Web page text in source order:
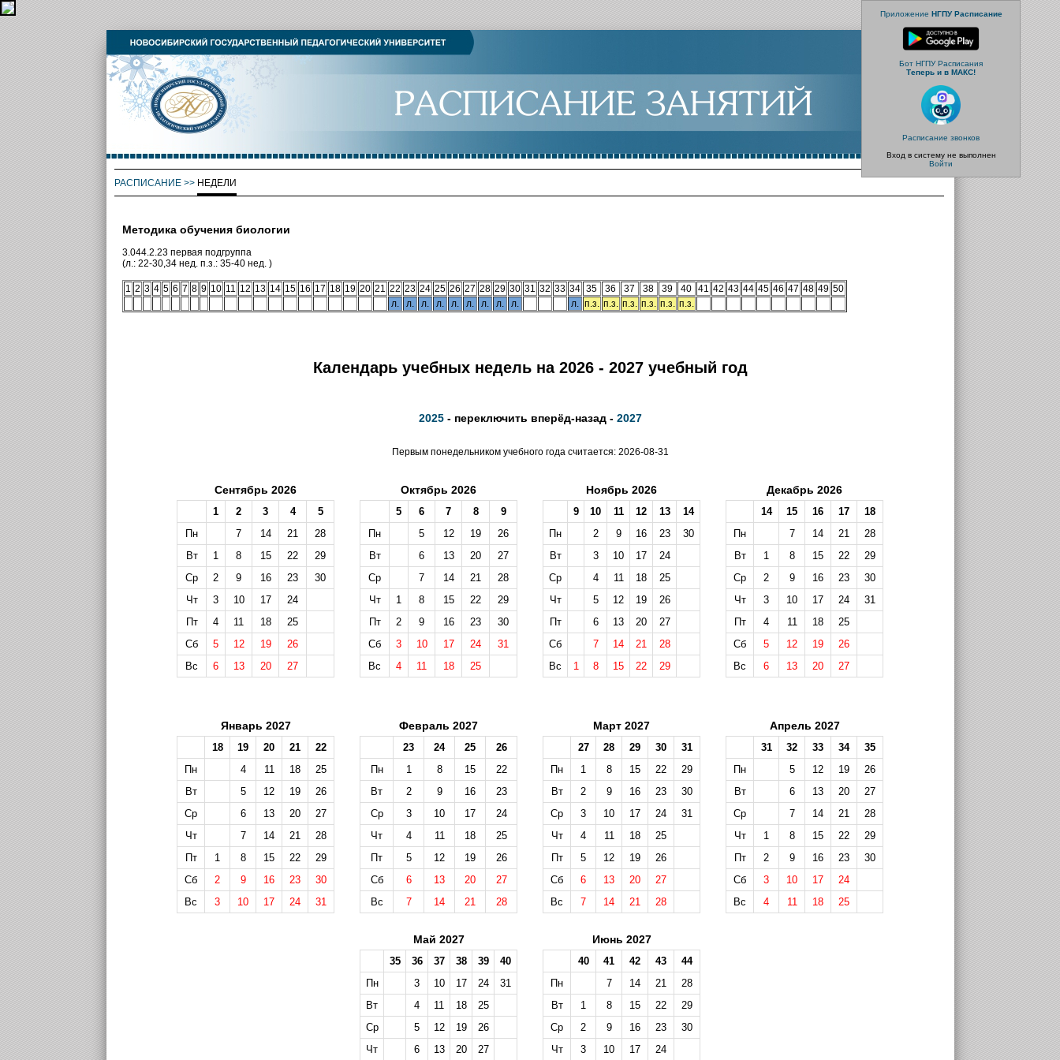
Приложение НГПУ Расписание
Бот НГПУ Расписания
Теперь и в МАКС!
Расписание звонков
Вход в систему не выполнен
Войти
РАСПИСАНИЕ>> НЕДЕЛИ
Методика обучения биологии
3.044.2.23 первая подгруппа
(л.: 22-30,34 нед. п.з.: 35-40 нед. )
1 2 3 4 5 6 7 8 9 10 11 12 13 14 15 16 17 18 19 20 21 22 23 24 25 26 27 28 29 30 31 32 33 34 35 36 37 38 39 40 41 42 43 44 45 46 47 48 49 50
л.
л. л. л. л. л. л. л. л. л. п.з. п.з. п.з. п.з. п.з. п.з.
Календарь учебных недель на 2026 - 2027 учебный год
2025- переключить вперёд-назад - 2027
Первым понедельником учебного года считается: 2026-08-31
Сентябрь 2026
1 2 3 4
5
Пн
7 14 21
28
Вт
1 8 15 22
29
Ср
2 9 16 23
30
Чт
3 10 17
24
Пт
4 11 18
25
Сб
5 12 19
26
Вс
6 13 20 27
Октябрь 2026
5 6 7 8
9
Пн
5 12 19
26
Вт
6 13 20
27
Ср
7 14 21
28
Чт
1 8 15 22
29
Пт
2 9 16 23
30
Сб
3 10 17 24
31
Вс
4 11 18 25
Ноябрь 2026
9 10 11 12 13
14
Пн
2 9 16 23
30
Вт
3 10 17
24
Ср
4 11 18
25
Чт
5 12 19
26
Пт
6 13 20
27
Сб
7 14 21
28
Вс
1 8 15 22 29
Декабрь 2026
14 15 16 17
18
Пн
7 14 21
28
Вт
1 8 15 22
29
Ср
2 9 16 23
30
Чт
3 10 17 24
31
Пт
4 11 18
25
Сб
5 12 19
26
Вс
6 13 20 27
Январь 2027
18 19 20 21
22
Пн
4 11 18
25
Вт
5 12 19
26
Ср
6 13 20
27
Чт
7 14 21
28
Пт
1 8 15 22
29
Сб
2 9 16 23
30
Вс
3 10 17 24 31
Февраль 2027
23 24 25
26
Пн
1 8 15
22
Вт
2 9 16
23
Ср
3 10 17
24
Чт
4 11 18
25
Пт
5 12 19
26
Сб
6 13 20
27
Вс
7 14 21 28
Март 2027
27 28 29 30
31
Пн
1 8 15 22
29
Вт
2 9 16 23
30
Ср
3 10 17 24
31
Чт
4 11 18
25
Пт
5 12 19
26
Сб
6 13 20
27
Вс
7 14 21 28
Апрель 2027
31 32 33 34
35
Пн
5 12 19
26
Вт
6 13 20
27
Ср
7 14 21
28
Чт
1 8 15 22
29
Пт
2 9 16 23
30
Сб
3 10 17
24
Вс
4 11 18 25
Май 2027
35 36 37 38 39
40
Пн
3 10 17 24
31
Вт
4 11 18
25
Ср
5 12 19
26
Чт
6 13 20 27
Июнь 2027
40 41 42 43
44
Пн
7 14 21
28
Вт
1 8 15 22
29
Ср
2 9 16 23
30
Чт
3 10 17 24